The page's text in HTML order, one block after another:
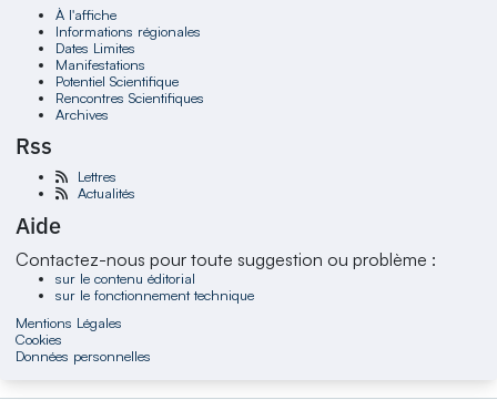
À l'affiche
Informations régionales
Dates Limites
Manifestations
Potentiel Scientifique
Rencontres Scientifiques
Archives
Rss
Lettres
Actualités
Aide
Contactez-nous pour toute suggestion ou problème :
sur le contenu éditorial
sur le fonctionnement technique
Mentions Légales
Cookies
Données personnelles